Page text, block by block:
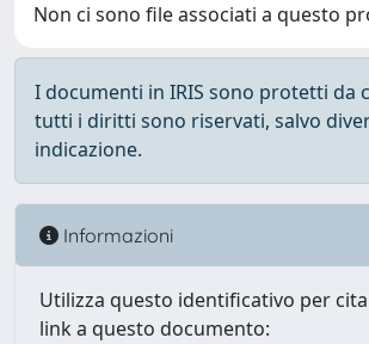
Non ci sono file associati a questo
I documenti in IRIS sono protetti da
tutti i diritti sono riservati, salvo
indicazione.
Informazioni
Utilizza questo identificativo per
link a questo documento: